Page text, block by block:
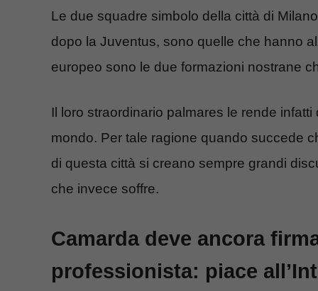
Le due squadre simbolo della città di
dopo la Juventus, sono quelle che hanno
europeo sono le due formazioni nostrane
Il loro straordinario palmares le rende
mondo. Per tale ragione quando succede
di questa città si creano sempre grandi
che invece soffre.
Camarda deve ancora
professionista: piace